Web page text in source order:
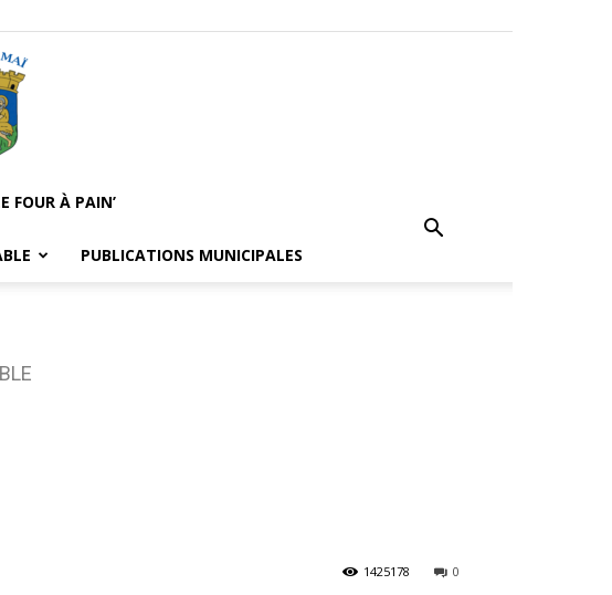
FOUR À PAIN’
PUBLICATIONS MUNICIPALES
0
1425178